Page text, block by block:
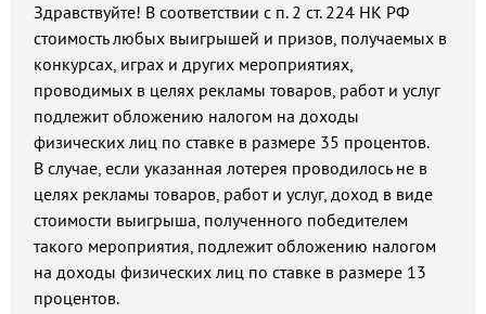
Здравствуйте! В соответствии с п. 2 ст. 224 НК РФ
стоимость любых выигрышей и призов, получаемых в
конкурсах, играх и других мероприятиях,
проводимых в целях рекламы товаров, работ и услуг
подлежит обложению налогом на доходы
физических лиц по ставке в размере 35 процентов.
В случае, если указанная лотерея проводилось не в
целях рекламы товаров, работ и услуг, доход в виде
стоимости выигрыша, полученного победителем
такого мероприятия, подлежит обложению налогом
на доходы физических лиц по ставке в размере 13
процентов.